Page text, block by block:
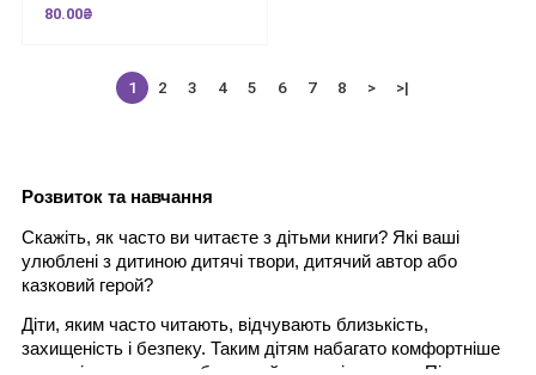
80.00₴
1 2 3 4 5 6 7 8 > >|
Розвиток та навчання
Скажіть, як часто ви читаєте з дітьми книги? Які ваші
улюблені з дитиною дитячі твори, дитячий автор або
казковий герой?
Діти, яким часто читають, відчувають близькість,
захищеність і безпеку. Таким дітям набагато комфортніше